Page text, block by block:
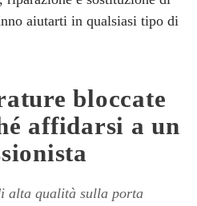
aiutarti in qualsiasi tipo di
bloccate
affidarsi a un
alta qualità sulla porta